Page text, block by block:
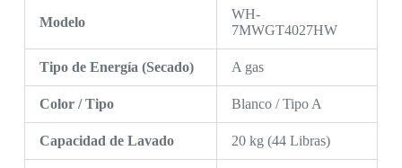
Modelo
WH-
7MWGT4027HW
Tipo de Energía (Secado) A gas
Color / Tipo Blanco / Tipo A
Capacidad de Lavado 20 kg (44 Libras)